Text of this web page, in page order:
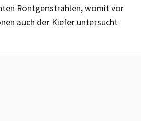
Röntgenstrahlen, womit vor
auch der Kiefer untersucht